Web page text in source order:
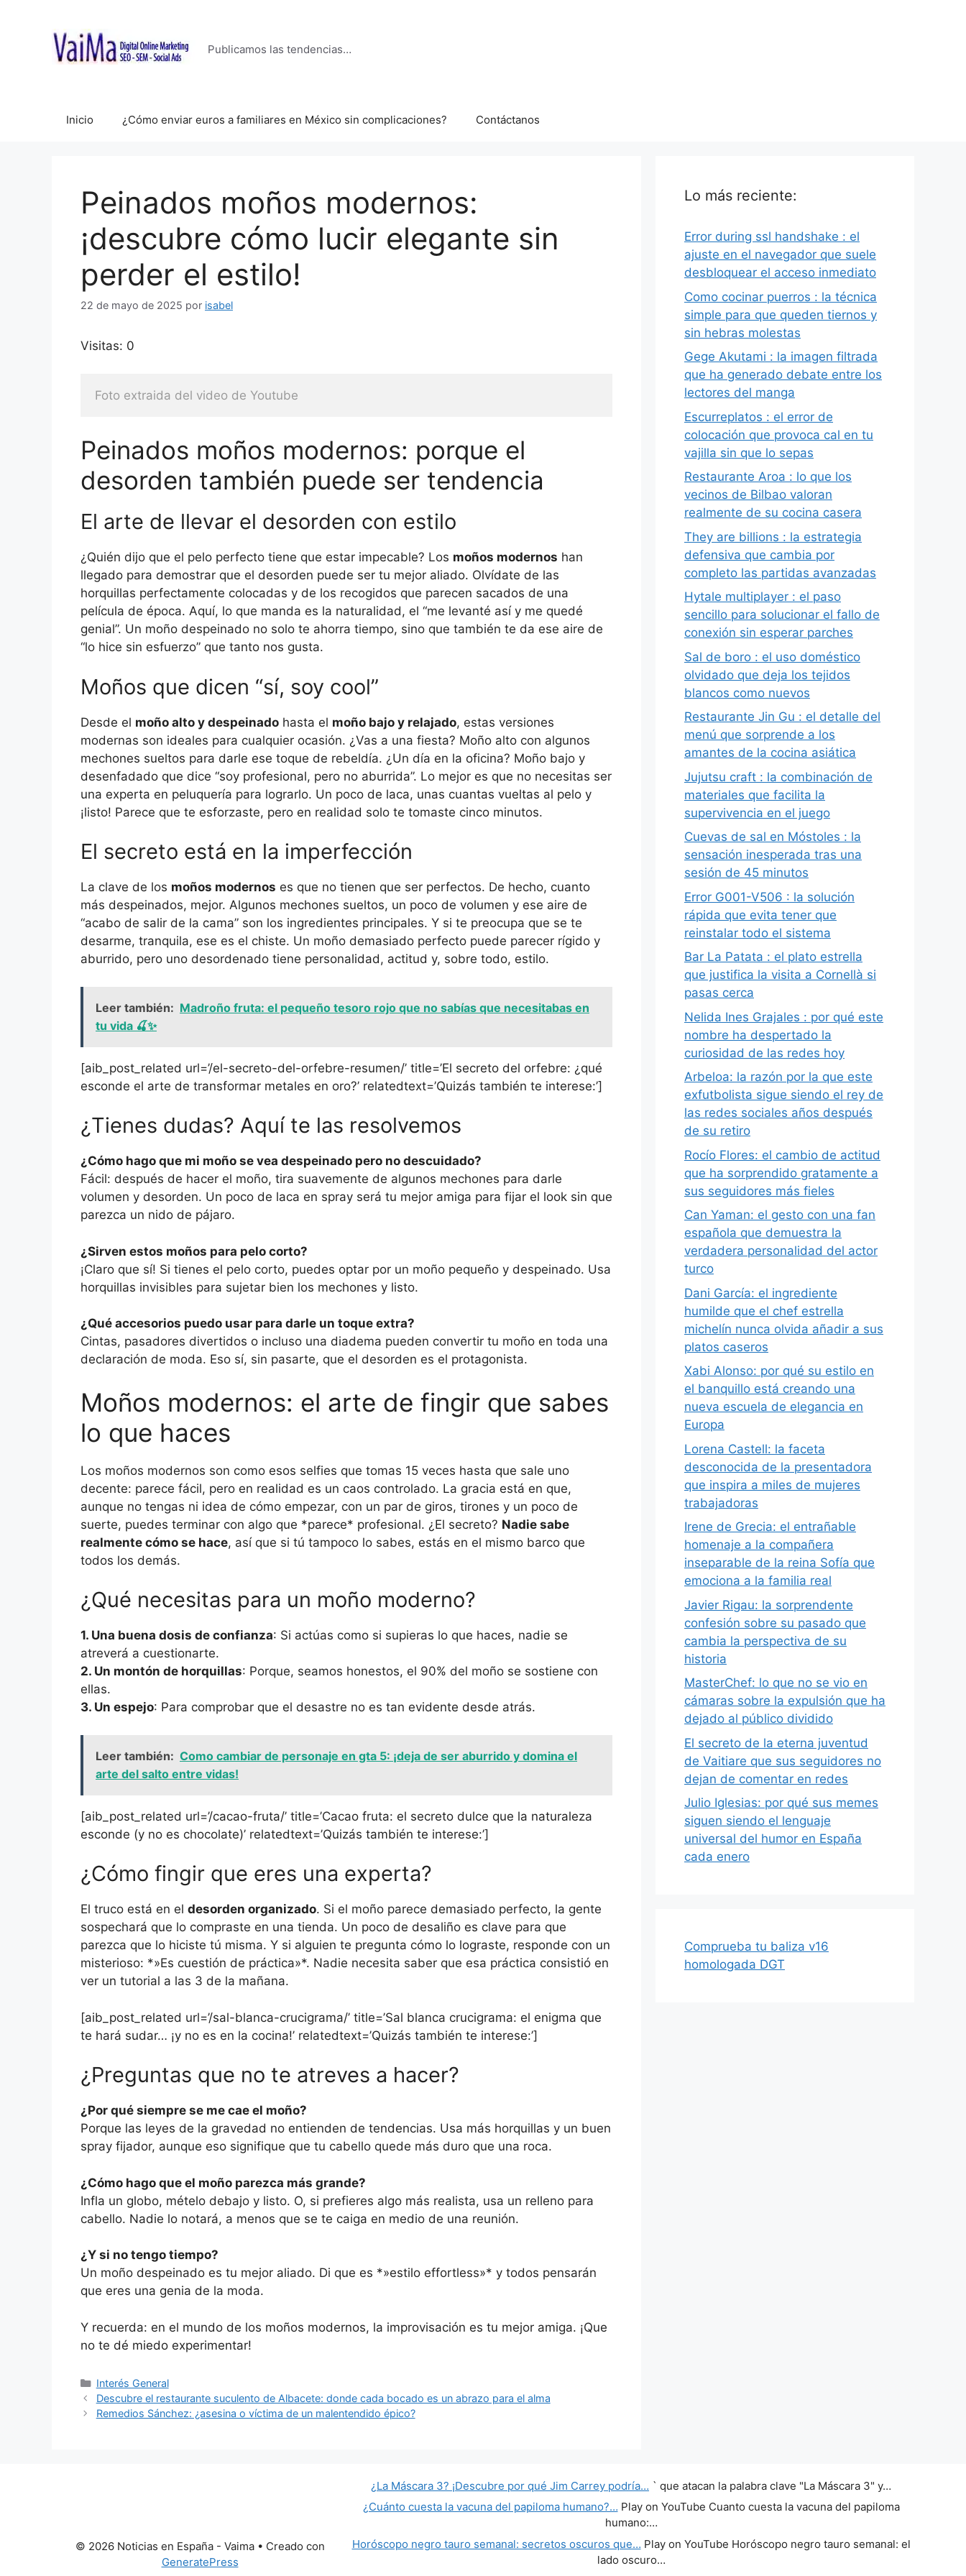
contenido
Publicamos las tendencias…
Inicio ¿Cómo enviar euros a familiares en México sin complicaciones? Contáctanos
Peinados moños modernos:
¡descubre cómo lucir elegante sin
perder el estilo!
22 de mayo de 2025 por isabel
Visitas: 0
Foto extraida del video de Youtube
Peinados moños modernos: porque el
desorden también puede ser tendencia
El arte de llevar el desorden con estilo
¿Quién dijo que el pelo perfecto tiene que estar impecable? Los moños modernos han
llegado para demostrar que el desorden puede ser tu mejor aliado. Olvídate de las
horquillas perfectamente colocadas y de los recogidos que parecen sacados de una
película de época. Aquí, lo que manda es la naturalidad, el “me levanté así y me quedé
genial”. Un moño despeinado no solo te ahorra tiempo, sino que también te da ese aire de
“lo hice sin esfuerzo” que tanto nos gusta.
Moños que dicen “sí, soy cool”
Desde el moño alto y despeinado hasta el moño bajo y relajado, estas versiones
modernas son ideales para cualquier ocasión. ¿Vas a una fiesta? Moño alto con algunos
mechones sueltos para darle ese toque de rebeldía. ¿Un día en la oficina? Moño bajo y
desenfadado que dice “soy profesional, pero no aburrida”. Lo mejor es que no necesitas ser
una experta en peluquería para lograrlo. Un poco de laca, unas cuantas vueltas al pelo y
¡listo! Parece que te esforzaste, pero en realidad solo te tomaste cinco minutos.
El secreto está en la imperfección
La clave de los moños modernos es que no tienen que ser perfectos. De hecho, cuanto
más despeinados, mejor. Algunos mechones sueltos, un poco de volumen y ese aire de
“acabo de salir de la cama” son los ingredientes principales. Y si te preocupa que se te
desarme, tranquila, ese es el chiste. Un moño demasiado perfecto puede parecer rígido y
aburrido, pero uno desordenado tiene personalidad, actitud y, sobre todo, estilo.
Leer también: Madroño fruta: el pequeño tesoro rojo que no sabías que necesitabas en
tu vida 🍒✨
[aib_post_related url=’/el-secreto-del-orfebre-resumen/’ title=’El secreto del orfebre: ¿qué
esconde el arte de transformar metales en oro?’ relatedtext=’Quizás también te interese:’]
¿Tienes dudas? Aquí te las resolvemos
¿Cómo hago que mi moño se vea despeinado pero no descuidado?
Fácil: después de hacer el moño, tira suavemente de algunos mechones para darle
volumen y desorden. Un poco de laca en spray será tu mejor amiga para fijar el look sin que
parezca un nido de pájaro.
¿Sirven estos moños para pelo corto?
¡Claro que sí! Si tienes el pelo corto, puedes optar por un moño pequeño y despeinado. Usa
horquillas invisibles para sujetar bien los mechones y listo.
¿Qué accesorios puedo usar para darle un toque extra?
Cintas, pasadores divertidos o incluso una diadema pueden convertir tu moño en toda una
declaración de moda. Eso sí, sin pasarte, que el desorden es el protagonista.
Moños modernos: el arte de fingir que sabes
lo que haces
Los moños modernos son como esos selfies que tomas 15 veces hasta que sale uno
decente: parece fácil, pero en realidad es un caos controlado. La gracia está en que,
aunque no tengas ni idea de cómo empezar, con un par de giros, tirones y un poco de
suerte, puedes terminar con algo que *parece* profesional. ¿El secreto? Nadie sabe
realmente cómo se hace, así que si tú tampoco lo sabes, estás en el mismo barco que
todos los demás.
¿Qué necesitas para un moño moderno?
1. Una buena dosis de confianza: Si actúas como si supieras lo que haces, nadie se
atreverá a cuestionarte.
2. Un montón de horquillas: Porque, seamos honestos, el 90% del moño se sostiene con
ellas.
3. Un espejo: Para comprobar que el desastre no es tan evidente desde atrás.
Leer también: Como cambiar de personaje en gta 5: ¡deja de ser aburrido y domina el
arte del salto entre vidas!
[aib_post_related url=’/cacao-fruta/’ title=’Cacao fruta: el secreto dulce que la naturaleza
esconde (y no es chocolate)’ relatedtext=’Quizás también te interese:’]
¿Cómo fingir que eres una experta?
El truco está en el desorden organizado. Si el moño parece demasiado perfecto, la gente
sospechará que lo compraste en una tienda. Un poco de desaliño es clave para que
parezca que lo hiciste tú misma. Y si alguien te pregunta cómo lo lograste, responde con un
misterioso: *»Es cuestión de práctica»*. Nadie necesita saber que esa práctica consistió en
ver un tutorial a las 3 de la mañana.
[aib_post_related url=’/sal-blanca-crucigrama/’ title=’Sal blanca crucigrama: el enigma que
te hará sudar… ¡y no es en la cocina!’ relatedtext=’Quizás también te interese:’]
¿Preguntas que no te atreves a hacer?
¿Por qué siempre se me cae el moño?
Porque las leyes de la gravedad no entienden de tendencias. Usa más horquillas y un buen
spray fijador, aunque eso signifique que tu cabello quede más duro que una roca.
¿Cómo hago que el moño parezca más grande?
Infla un globo, mételo debajo y listo. O, si prefieres algo más realista, usa un relleno para
cabello. Nadie lo notará, a menos que se te caiga en medio de una reunión.
¿Y si no tengo tiempo?
Un moño despeinado es tu mejor aliado. Di que es *»estilo effortless»* y todos pensarán
que eres una genia de la moda.
Y recuerda: en el mundo de los moños modernos, la improvisación es tu mejor amiga. ¡Que
no te dé miedo experimentar!
Categorías
Interés General
Descubre el restaurante suculento de Albacete: donde cada bocado es un abrazo para el alma
Remedios Sánchez: ¿asesina o víctima de un malentendido épico?
Lo más reciente:
Error during ssl handshake : el
ajuste en el navegador que suele
desbloquear el acceso inmediato
Como cocinar puerros : la técnica
simple para que queden tiernos y
sin hebras molestas
Gege Akutami : la imagen filtrada
que ha generado debate entre los
lectores del manga
Escurreplatos : el error de
colocación que provoca cal en tu
vajilla sin que lo sepas
Restaurante Aroa : lo que los
vecinos de Bilbao valoran
realmente de su cocina casera
They are billions : la estrategia
defensiva que cambia por
completo las partidas avanzadas
Hytale multiplayer : el paso
sencillo para solucionar el fallo de
conexión sin esperar parches
Sal de boro : el uso doméstico
olvidado que deja los tejidos
blancos como nuevos
Restaurante Jin Gu : el detalle del
menú que sorprende a los
amantes de la cocina asiática
Jujutsu craft : la combinación de
materiales que facilita la
supervivencia en el juego
Cuevas de sal en Móstoles : la
sensación inesperada tras una
sesión de 45 minutos
Error G001-V506 : la solución
rápida que evita tener que
reinstalar todo el sistema
Bar La Patata : el plato estrella
que justifica la visita a Cornellà si
pasas cerca
Nelida Ines Grajales : por qué este
nombre ha despertado la
curiosidad de las redes hoy
Arbeloa: la razón por la que este
exfutbolista sigue siendo el rey de
las redes sociales años después
de su retiro
Rocío Flores: el cambio de actitud
que ha sorprendido gratamente a
sus seguidores más fieles
Can Yaman: el gesto con una fan
española que demuestra la
verdadera personalidad del actor
turco
Dani García: el ingrediente
humilde que el chef estrella
michelín nunca olvida añadir a sus
platos caseros
Xabi Alonso: por qué su estilo en
el banquillo está creando una
nueva escuela de elegancia en
Europa
Lorena Castell: la faceta
desconocida de la presentadora
que inspira a miles de mujeres
trabajadoras
Irene de Grecia: el entrañable
homenaje a la compañera
inseparable de la reina Sofía que
emociona a la familia real
Javier Rigau: la sorprendente
confesión sobre su pasado que
cambia la perspectiva de su
historia
MasterChef: lo que no se vio en
cámaras sobre la expulsión que ha
dejado al público dividido
El secreto de la eterna juventud
de Vaitiare que sus seguidores no
dejan de comentar en redes
Julio Iglesias: por qué sus memes
siguen siendo el lenguaje
universal del humor en España
cada enero
Comprueba tu baliza v16
homologada DGT
¿La Máscara 3? ¡Descubre por qué Jim Carrey podría… ` que atacan la palabra clave "La Máscara 3" y…
¿Cuánto cuesta la vacuna del papiloma humano?… Play on YouTube Cuanto cuesta la vacuna del papiloma
humano:…
Horóscopo negro tauro semanal: secretos oscuros que… Play on YouTube Horóscopo negro tauro semanal: el
lado oscuro…
© 2026 Noticias en España - Vaima• Creado con
GeneratePress